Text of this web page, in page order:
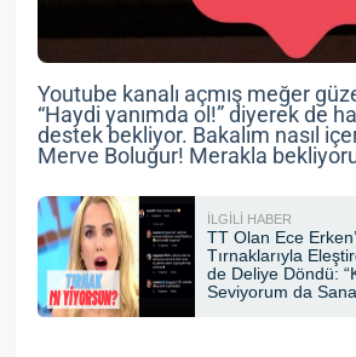
Youtube kanalı açmış meğer
“Haydi yanımda ol!” diyerek de
destek bekliyor. Bakalım nasıl
Merve Boluğur! Merakla